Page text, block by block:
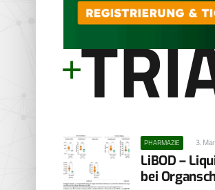
PHARMAZIE 3.
LiBOD –
bei